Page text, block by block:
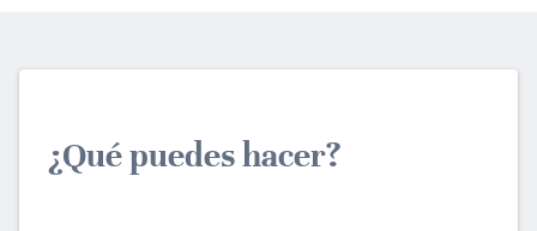
¿Qué puedes hacer?